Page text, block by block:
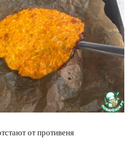
от противеня